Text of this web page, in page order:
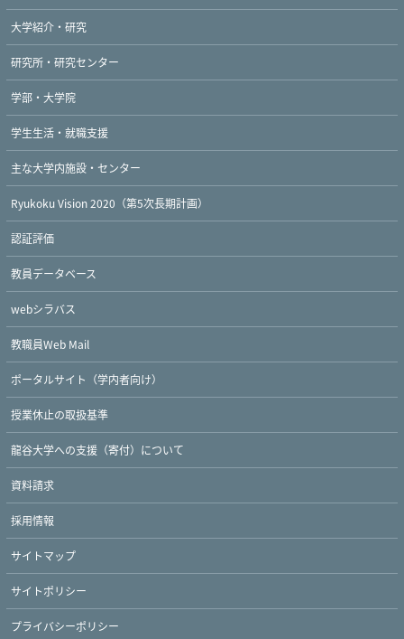
大学紹介・研究
研究所・研究センター
学部・大学院
学生生活・就職支援
主な大学内施設・センター
Ryukoku Vision 2020（第5次長期計画）
認証評価
教員データベース
webシラバス
教職員Web Mail
ポータルサイト（学内者向け）
授業休止の取扱基準
龍谷大学への支援（寄付）について
資料請求
採用情報
サイトマップ
サイトポリシー
プライバシーポリシー